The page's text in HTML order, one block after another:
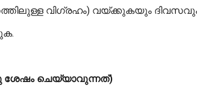
വിഗ്രഹം) വയ്ക്കുകയും
ശേഷം ചെയ്യാവുന്നത്)